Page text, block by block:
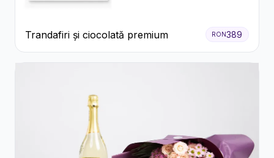
Trandafiri și ciocolată premium RON389